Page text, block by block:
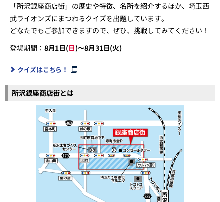
「所沢銀座商店街」の歴史や特徴、名所を紹介するほか、埼玉西
武ライオンズにまつわるクイズを出題しています。
どなたでもご参加できますので、ぜひ、挑戦してみてください！
登場期間： 8月1日(日)～8月31日(火)
クイズはこちら！
所沢銀座商店街とは